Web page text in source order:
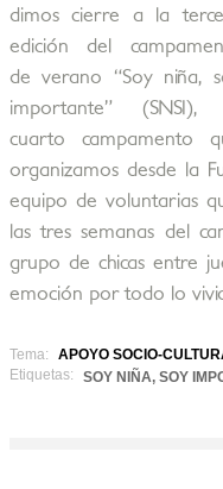
dimos cierre a la
edición del
de verano “Soy niña,
importante” (SNSI),
cuarto campamento
organizamos desde la
equipo de voluntarias
las tres semanas del
grupo de chicas entre
emoción por todo lo
Tema:
APOYO SOCIO-
Etiquetas:
SOY NIÑA, SOY